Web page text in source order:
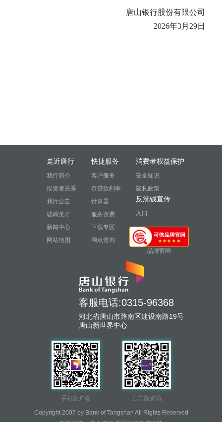
唐山银行股份有限公司
2026年3月29日
客服电话:0315-96368
河北省唐山市路南区建设南路19号
唐山新世界中心
手机客户端 官方微资讯
Copyright 2007 by Bank of Tangshan All Rights Reserved
走近唐行
我行简介
投资者关系
我行公告
诚聘英才
新闻中心
网站地图
快捷服务
客户服务
存贷款利率
计算器
服务资费
下载专区
网点查询
消费者权益保护
安全知识
隐私政策
反洗钱宣传
入口
品牌官网